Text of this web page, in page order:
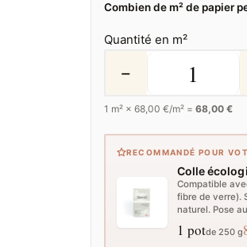
Combien de m² de papier
Quantité en m²
−
1 m² ×68,00 €/m² =68,00 €
RECOMMANDÉ POUR
Colle
Compatible
fibre de verre).
naturel. Pose
1 potde 250 g